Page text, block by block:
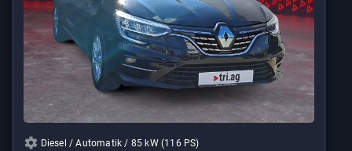
Diesel / Automatik / 85 kW (116 PS)